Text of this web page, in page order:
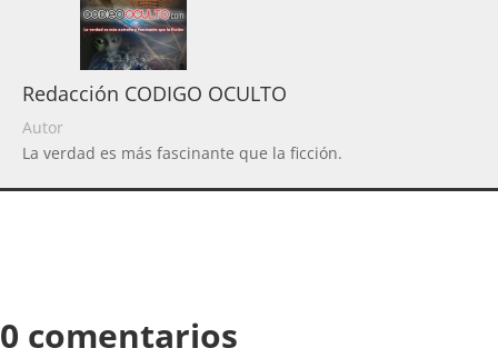
Redacción CODIGO OCULTO
Autor
La verdad es más fascinante que la ficción.
0 comentarios